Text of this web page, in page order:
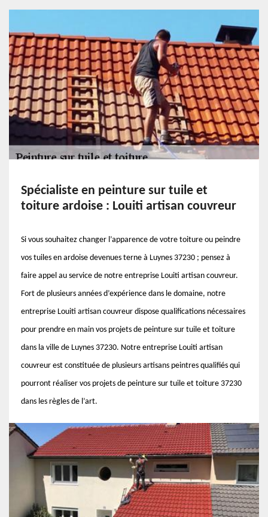
Spécialiste en peinture sur tuile et
toiture ardoise : Louiti artisan couvreur
Si vous souhaitez changer l’apparence de votre toiture ou peindre
vos tuiles en ardoise devenues terne à Luynes 37230 ; pensez à
faire appel au service de notre entreprise Louiti artisan couvreur.
Fort de plusieurs années d’expérience dans le domaine, notre
entreprise Louiti artisan couvreur dispose qualifications nécessaires
pour prendre en main vos projets de peinture sur tuile et toiture
dans la ville de Luynes 37230. Notre entreprise Louiti artisan
couvreur est constituée de plusieurs artisans peintres qualifiés qui
pourront réaliser vos projets de peinture sur tuile et toiture 37230
dans les règles de l’art.